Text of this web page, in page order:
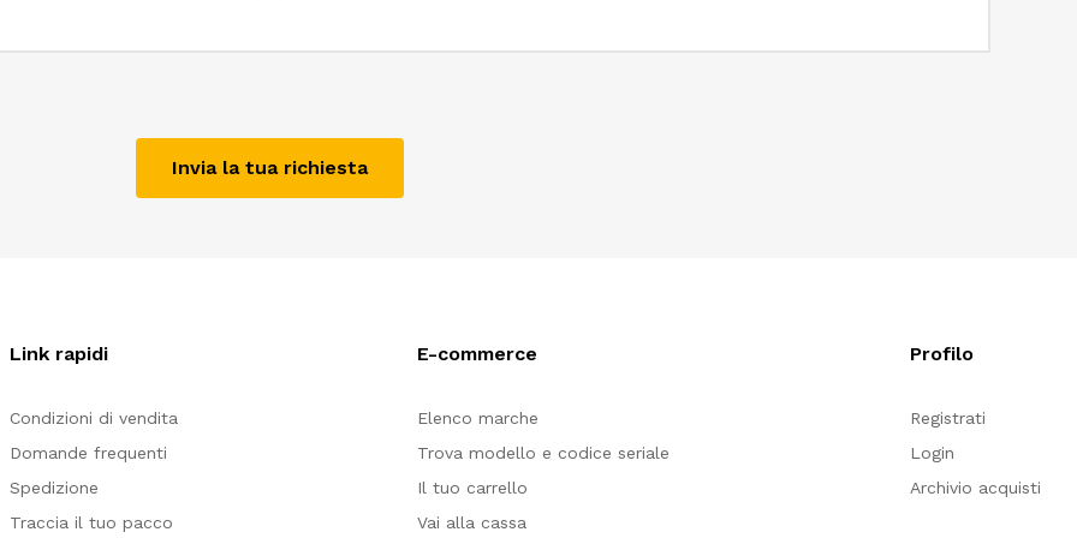
Invia la tua richiesta
Link rapidi
Condizioni di vendita
Domande frequenti
Spedizione
Traccia il tuo pacco
E-commerce
Elenco marche
Trova modello e codice seriale
Il tuo carrello
Vai alla cassa
Profilo
Registrati
Login
Archivio acquisti